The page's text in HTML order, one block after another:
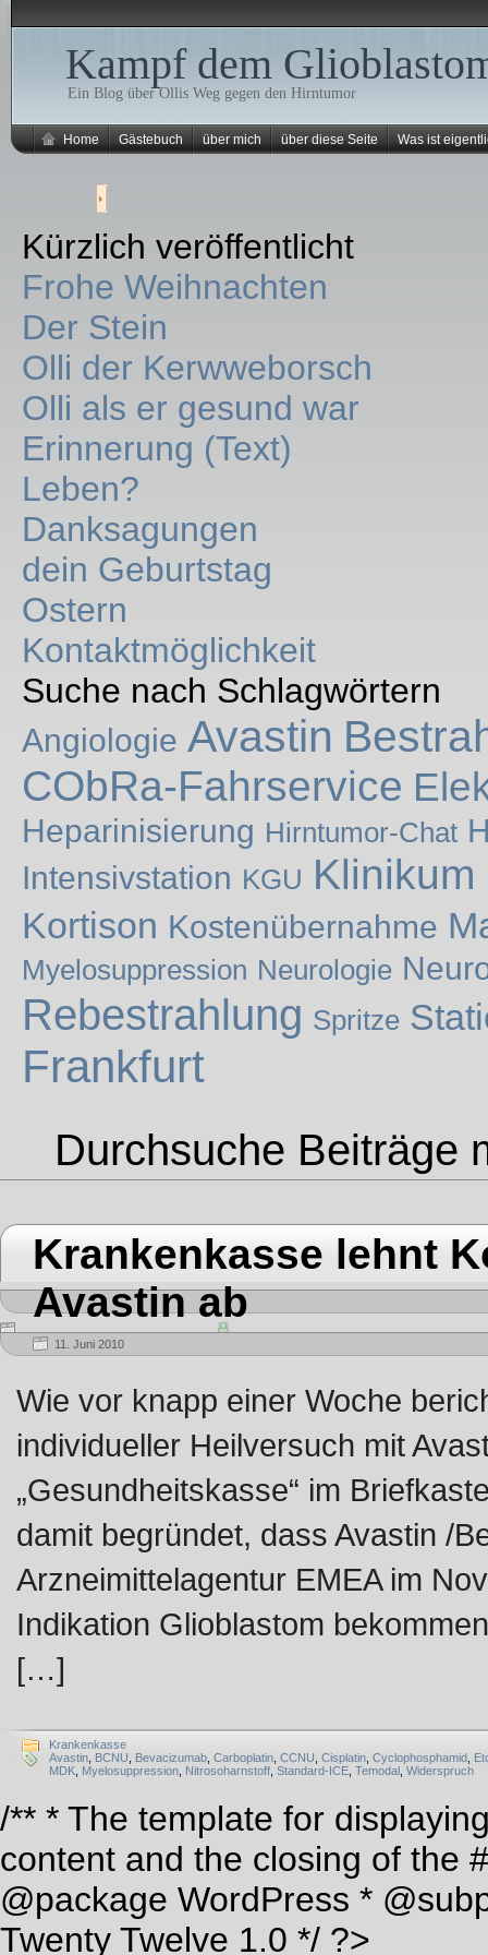
Kampf dem
Ein Blog über Ollis Weg gegen den Hirntumor
Home Gästebuch über mich über diese Seite Was ist
Kürzlich veröffentlicht
Frohe Weihnachten
Der Stein
Olli der Kerwweborsch
Olli als er gesund war
Erinnerung (Text)
Leben?
Danksagungen
dein Geburtstag
Ostern
Kontaktmöglichkeit
Suche nach Schlagwörtern
Angiologie Avastin
CObRa-Fahrservice
Heparinisierung Hirntumor-Chat
Intensivstation KGU
Kortison Kostenübernahme
Myelosuppression Neurologie
Rebestrahlung Spritze
Frankfurt
Durchsuche Beiträge
Krankenkasse lehnt
Avastin ab
11. Juni 2010
Wie vor knapp einer Woche
individueller Heilversuch mit
„Gesundheitskasse“ im
damit begründet, dass Avastin /
Arzneimittelagentur EMEA im
Indikation Glioblastom
[…]
Krankenkasse
Avastin BCNU Bevacizumab Carboplatin CCNU Cisplatin Cyclophosphamid
MDK Myelosuppression Nitrosoharnstoff Standard-ICE Temodal Widerspruch
/** * The template for
content and the closing of the
@package WordPress *
Twenty Twelve 1.0 */ ?>